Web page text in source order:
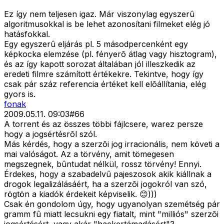
Ez így nem teljesen igaz. Már viszonylag egyszerû
algoritmusokkal is be lehet azonosítani filmeket elég jó
hatásfokkal.
Egy egyszerû eljárás pl. 5 másodpercenként egy
képkocka elemzése (pl. fényerõ átlag vagy hisztogram),
és az így kapott sorozat általában jól illeszkedik az
eredeti filmre számított értékekre. Tekintve, hogy így
csak pár száz referencia értéket kell elõállítania, elég
gyors is.
fonak
2009.05.11. 09:03#66
A torrent és az összes többi fájlcsere, warez persze
hogy a jogsértésrõl szól.
Más kérdés, hogy a szerzõi jog irracionális, nem követi a
mai valóságot. Az a törvény, amit tömegesen
megszegnek, bûntudat nélkül, rossz törvény! Ennyi.
Érdekes, hogy a szabadelvû pajeszosok akik kiállnak a
drogok legalizálásáért, ha a szerzõi jogokról van szó,
rögtön a kiadók érdekeit képviselik. 😊)))
Csak én gondolom úgy, hogy ugyanolyan szemétség pár
gramm fû miatt lecsukni egy fiatalt, mint "milliós" szerzõi